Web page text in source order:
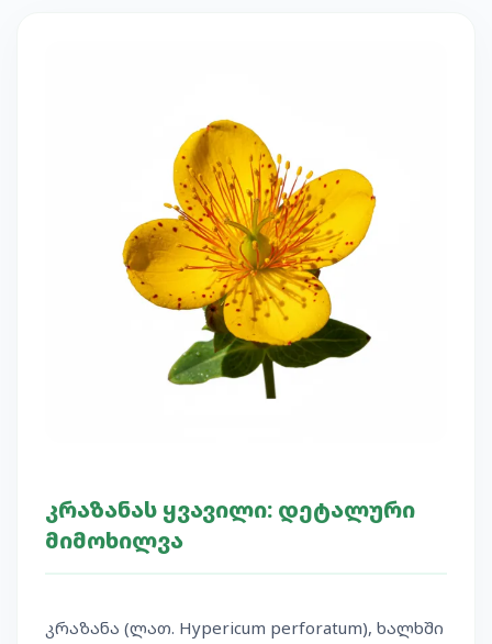
კრაზანას ყვავილი: დეტალური
მიმოხილვა
კრაზანა (ლათ. Hypericum perforatum), ხალხში